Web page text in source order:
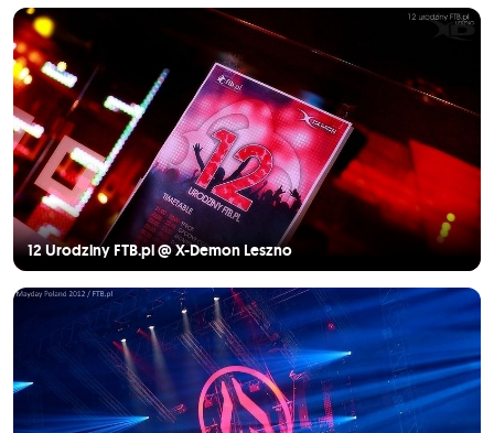
12 Urodziny FTB.pl @ X-Demon Leszno